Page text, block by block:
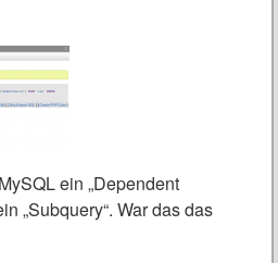
ein „Dependent
„Subquery“. War das das